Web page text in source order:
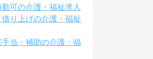
可の介護・福祉求人
り上げの介護・福祉
当・補助の介護・福